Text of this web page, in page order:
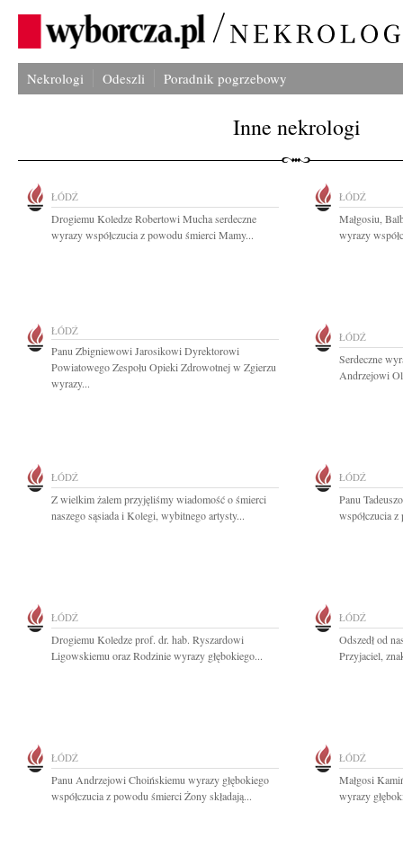
Nekrologi Odeszli Poradnik pogrzebowy
Inne nekrologi
ŁÓDŹ
Drogiemu Koledze Robertowi Mucha serdeczne
wyrazy współczucia z powodu śmierci Mamy...
ŁÓDŹ
Małgosiu,
wyrazy
ŁÓDŹ
Panu Zbigniewowi Jarosikowi Dyrektorowi
Powiatowego Zespołu Opieki Zdrowotnej w Zgierzu
wyrazy...
ŁÓDŹ
Serdeczne
Andrzejowi
ŁÓDŹ
Z wielkim żalem przyjęliśmy wiadomość o śmierci
naszego sąsiada i Kolegi, wybitnego artysty...
ŁÓDŹ
Panu
współczucia
ŁÓDŹ
Drogiemu Koledze prof. dr. hab. Ryszardowi
Ligowskiemu oraz Rodzinie wyrazy głębokiego...
ŁÓDŹ
Odszedł od
Przyjaciel,
ŁÓDŹ
Panu Andrzejowi Choińskiemu wyrazy głębokiego
współczucia z powodu śmierci Żony składają...
ŁÓDŹ
Małgosi
wyrazy